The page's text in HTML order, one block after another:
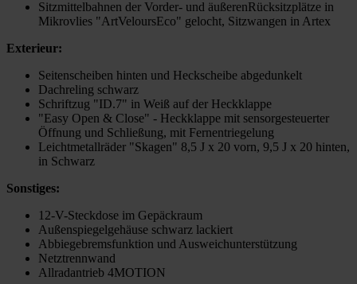
Sitzmittelbahnen der Vorder- und äußerenRücksitzplätze in
Mikrovlies "ArtVeloursEco" gelocht, Sitzwangen in Artex
Exterieur:
Seitenscheiben hinten und Heckscheibe abgedunkelt
Dachreling schwarz
Schriftzug "ID.7" in Weiß auf der Heckklappe
"Easy Open & Close" - Heckklappe mit sensorgesteuerter
Öffnung und Schließung, mit Fernentriegelung
Leichtmetallräder "Skagen" 8,5 J x 20 vorn, 9,5 J x 20 hinten,
in Schwarz
Sonstiges:
12-V-Steckdose im Gepäckraum
Außenspiegelgehäuse schwarz lackiert
Abbiegebremsfunktion und Ausweichunterstützung
Netztrennwand
Allradantrieb 4MOTION